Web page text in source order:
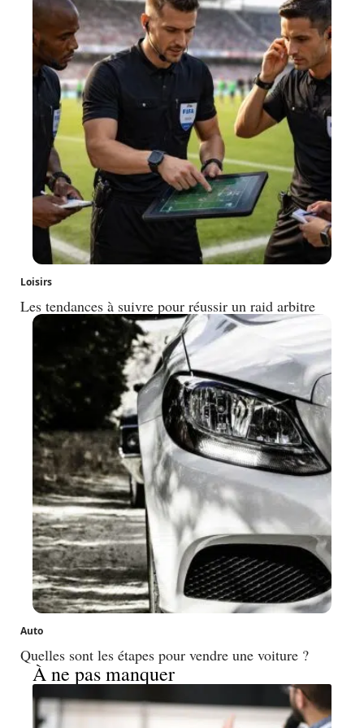
Loisirs
Les tendances à suivre pour réussir un raid arbitre
Auto
Quelles sont les étapes pour vendre une voiture ?
À ne pas manquer